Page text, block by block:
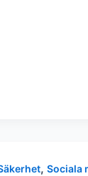
,Sociala